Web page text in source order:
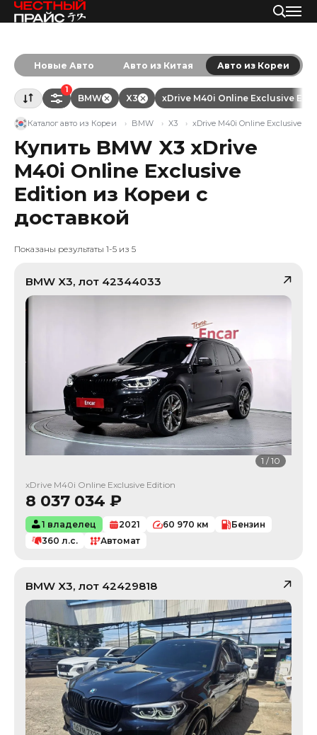
Новые Авто Авто из Китая Авто из Кореи
1
BMW X3 xDrive M40i Online Exclusive
Каталог авто из Кореи BMW X3 xDrive M40i Online Exclusive
Купить BMW X3 xDrive
M40i Online Exclusive
Edition из Кореи с
доставкой
Показаны результаты 1-5 из 5
BMW X3, лот 42344033
1 /10
xDrive M40i Online Exclusive Edition
8 037 034 ₽
1 владелец 2021 60 970 км
Бензин
360 л.с. Автомат
BMW X3, лот 42429818